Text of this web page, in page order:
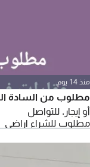
منذ 14 يوم
مطلوب من السادة
أو إيجار. للتواصل
مطلوب للشراء اراضي